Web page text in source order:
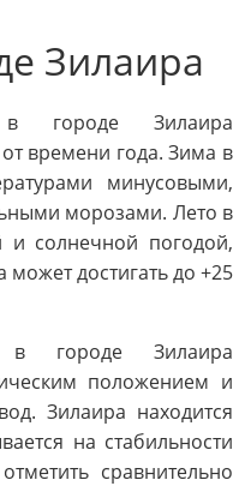
Зилаира
в городе Зилаира
времени года. Зима в
минусовыми,
морозами. Лето в
и солнечной погодой,
может достигать до +25
в городе Зилаира
положением и
Зилаира находится
на стабильности
сравнительно